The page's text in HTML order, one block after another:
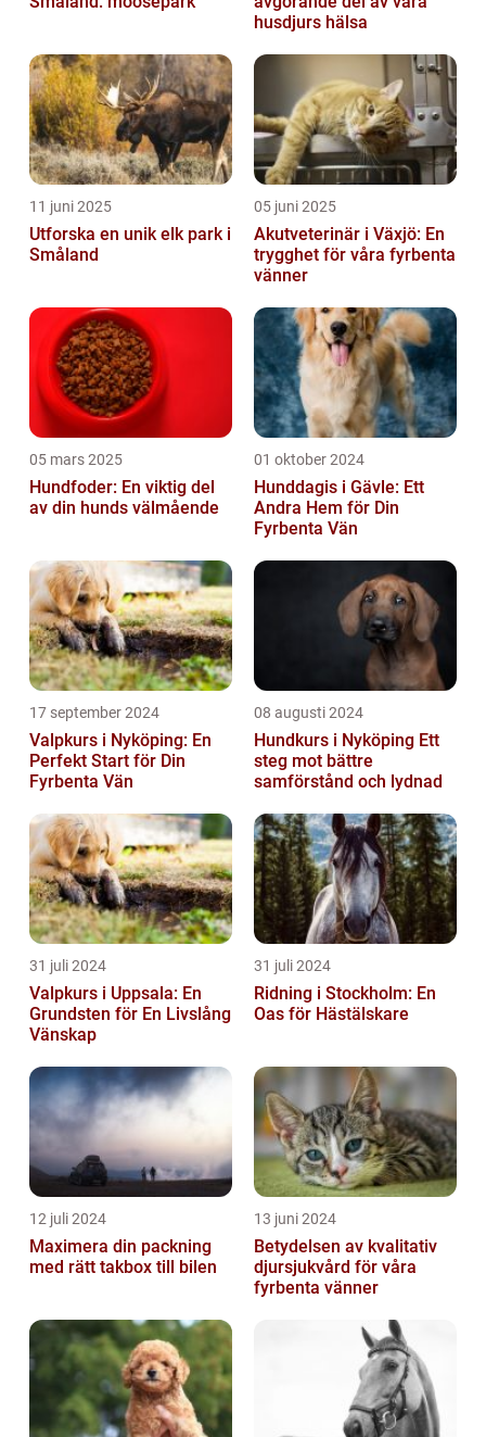
husdjurs hälsa
11 juni 2025
Utforska en unik elk park i
Småland
05 juni 2025
Akutveterinär i Växjö: En
trygghet för våra fyrbenta
vänner
05 mars 2025
Hundfoder: En viktig del
av din hunds välmående
01 oktober 2024
Hunddagis i Gävle: Ett
Andra Hem för Din
Fyrbenta Vän
17 september 2024
Valpkurs i Nyköping: En
Perfekt Start för Din
Fyrbenta Vän
08 augusti 2024
Hundkurs i Nyköping Ett
steg mot bättre
samförstånd och lydnad
31 juli 2024
Valpkurs i Uppsala: En
Grundsten för En Livslång
Vänskap
31 juli 2024
Ridning i Stockholm: En
Oas för Hästälskare
12 juli 2024
Maximera din packning
med rätt takbox till bilen
13 juni 2024
Betydelsen av kvalitativ
djursjukvård för våra
fyrbenta vänner